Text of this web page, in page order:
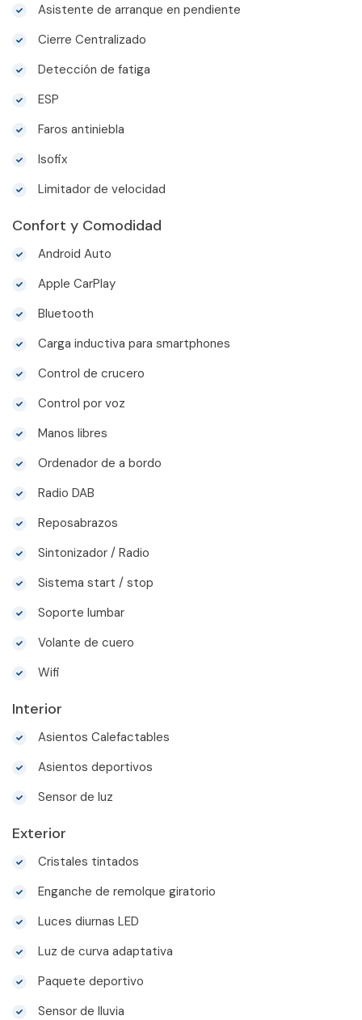
Asistente de arranque en pendiente
Cierre Centralizado
Detección de fatiga
ESP
Faros antiniebla
Isofix
Limitador de velocidad
Confort y Comodidad
Android Auto
Apple CarPlay
Bluetooth
Carga inductiva para smartphones
Control de crucero
Control por voz
Manos libres
Ordenador de a bordo
Radio DAB
Reposabrazos
Sintonizador / Radio
Sistema start / stop
Soporte lumbar
Volante de cuero
Wifi
Interior
Asientos Calefactables
Asientos deportivos
Sensor de luz
Exterior
Cristales tintados
Enganche de remolque giratorio
Luces diurnas LED
Luz de curva adaptativa
Paquete deportivo
Sensor de lluvia